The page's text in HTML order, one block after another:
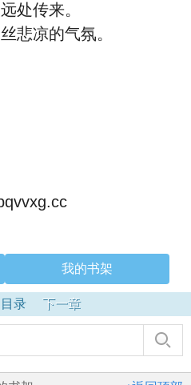
处传来。
悲凉的气氛。
我的书架
目录 下一章